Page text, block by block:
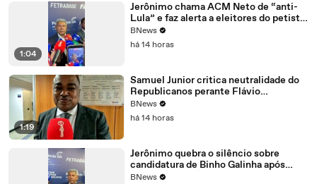
1:04
Jerônimo chama ACM Neto de “anti-
Lula” e faz alerta a eleitores do petista
na Bahia
BNews
há 14 horas
1:19
Samuel Junior critica neutralidade do
Republicanos perante Flávio
Bolsonaro: "Não é papel de um partido"
BNews
há 14 horas
Jerônimo quebra o silêncio sobre
candidatura de Binho Galinha após
condenação: "É da Justiça"
BNews